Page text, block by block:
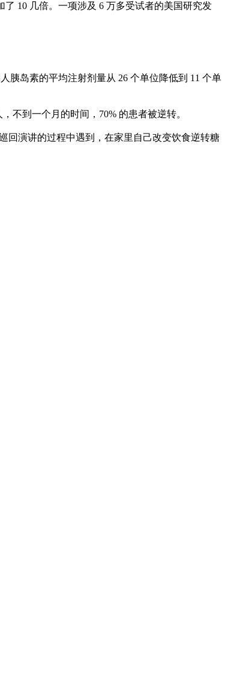
10 几倍。一项涉及 6 万多受试者的美国研究发
胰岛素的平均注射剂量从 26 个单位降低到 11 个单
不到一个月的时间，70% 的患者被逆转。
回演讲的过程中遇到，在家里自己改变饮食逆转糖